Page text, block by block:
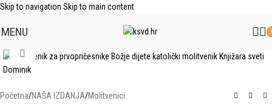
Skip to navigation Skip to main content
MENU
Click to enlarge
Početna/NAŠA IZDANJA/Molitvenici